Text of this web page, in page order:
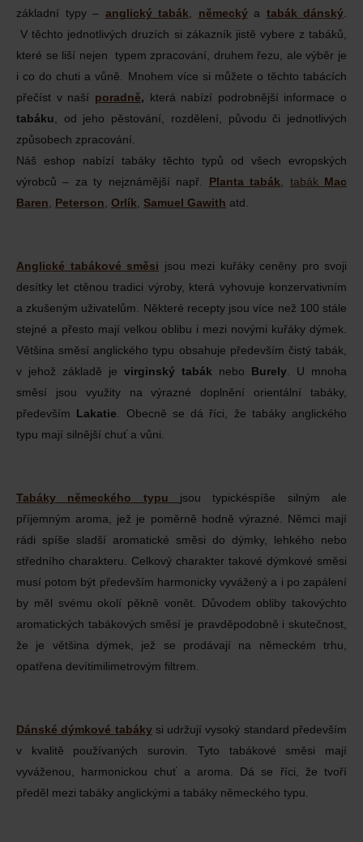
základní typy – anglický tabák německý a tabák dánský
V těchto jednotlivých druzích si zákazník jistě vybere z tabáků,
které se liší nejen typem zpracování, druhem řezu, ale výběr je
i co do chuti a vůně. Mnohem více si můžete o těchto tabácích
přečíst v naší poradně, která nabízí podrobnější informace o
tabáku , od jeho pěstování, rozdělení, původu či jednotlivých
způsobech zpracování.
Náš eshop nabízí tabáky těchto typů od všech evropských
výrobců – za ty nejznámější např. Planta tabák tabák Mac
Baren
Peterson Orlík Samuel Gawith atd.
Anglické tabákové směsi jsou mezi kuřáky ceněny pro svoji
desítky let ctěnou tradici výroby, která vyhovuje konzervativním
a zkušeným uživatelům. Některé recepty jsou více než 100 stále
stejné a přesto mají velkou oblibu i mezi novými kuřáky dýmek.
Většina směsí anglického typu obsahuje především čistý tabák,
v jehož základě je virginský tabák nebo Burely . U mnoha
směsí jsou využity na výrazné doplnění orientální tabáky,
především Lakatie . Obecně se dá říci, že tabáky anglického
typu mají silnější chuť a vůni.
Tabáky německého typu jsou typickéspíše silným ale
příjemným aroma, jež je poměrně hodně výrazné. Němci mají
rádi spíše sladší aromatické směsi do dýmky, lehkého nebo
středního charakteru. Celkový charakter takové dýmkové směsi
musí potom být především harmonicky vyvážený a i po zapálení
by měl svému okolí pěkně vonět. Důvodem obliby takovýchto
aromatických tabákových směsí je pravděpodobně i skutečnost,
že je většina dýmek, jež se prodávají na německém trhu,
opatřena devítimilimetrovým filtrem.
Dánské dýmkové tabákysi udržují vysoký standard především
v kvalitě používaných surovin. Tyto tabákové směsi mají
vyváženou, harmonickou chuť a aroma. Dá se říci, že tvoří
předěl mezi tabáky anglickými a tabáky německého typu.